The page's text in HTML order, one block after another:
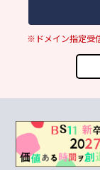
※ドメイン指定受